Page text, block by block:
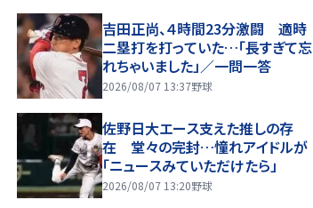
吉田正尚、４時間23分激闘 適時
二塁打を打っていた…「長すぎて忘
れちゃいました」／一問一答
2026/08/07 13:37野球
佐野日大エース支えた推しの存
在 堂々の完封…憧れアイドルが
「ニュースみていただけたら」
2026/08/07 13:20野球